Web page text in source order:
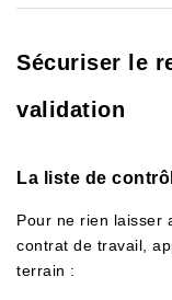
Sécuriser le
validation
La liste de
Pour ne rien laisser
contrat de travail,
terrain :